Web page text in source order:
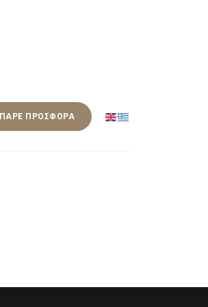
ΠΑΡΕ ΠΡΟΣΦΟΡΑ